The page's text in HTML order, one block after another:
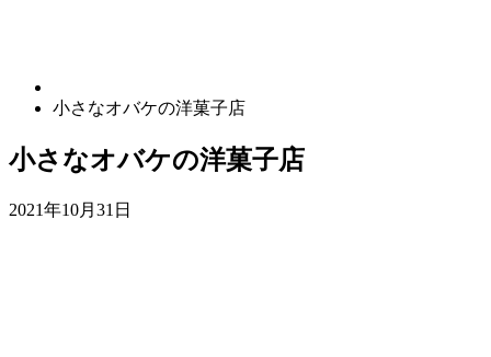
小さなオバケの洋菓子店
小さなオバケの洋菓子店
2021年10月31日